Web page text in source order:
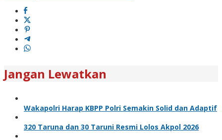
Jangan Lewatkan
Wakapolri Harap KBPP Polri Semakin Solid dan Adaptif
320 Taruna dan 30 Taruni Resmi Lolos Akpol 2026